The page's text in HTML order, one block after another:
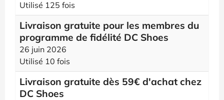
Utilisé 125 fois
Livraison gratuite pour les membres du
programme de fidélité DC Shoes
26 juin 2026
Utilisé 10 fois
Livraison gratuite dès 59€ d'achat chez
DC Shoes